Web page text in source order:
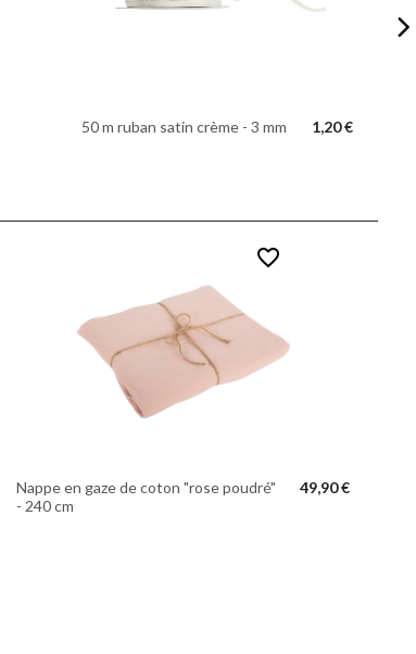
50 m ruban satin crème - 3 mm 1,20 €
favorite_border
Nappe en gaze de coton "rose poudré"
- 240 cm
49,90 €